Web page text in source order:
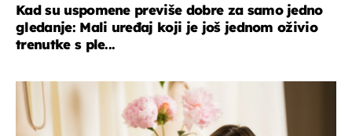
Kad su uspomene previše dobre za samo jedno
gledanje: Mali uređaj koji je još jednom oživio
trenutke s ple...
moda & ljepota